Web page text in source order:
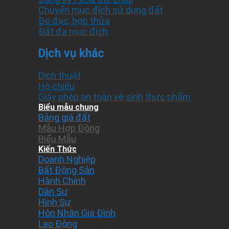
Chuyển mục đích sử dụng đất
Đo đạc, hợp thửa
Đất đa mục đích
Dịch vụ khác
Dịch thuật
Hộ chiếu
Giấy phép an toàn vệ sinh thực phẩm
Biểu mẫu chung
Bảng giá đất
Mẫu Hợp Đồng
Biểu Mẫu
Kiến Thức
Doanh Nghiệp
Bất Động Sản
Hành Chính
Dân Sự
Hình Sự
Hôn Nhân Gia Đình
Lao Động